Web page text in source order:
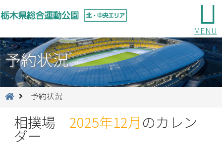
MENU
予約状況
予約状況
相撲場 2025年12月のカレン
ダー